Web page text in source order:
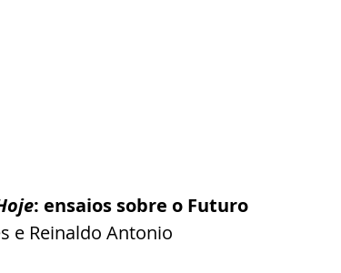
: ensaios sobre o Futuro
e Reinaldo Antonio